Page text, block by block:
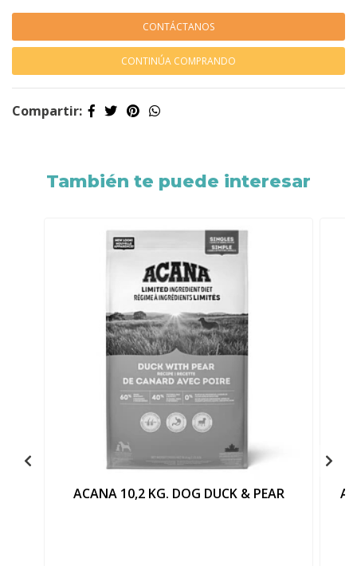
CONTÁCTANOS
CONTINÚA COMPRANDO
Compartir:
También te puede interesar
ACANA 10,2 KG. DOG DUCK & PEAR